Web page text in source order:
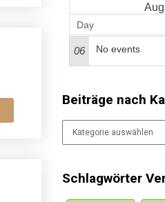
Day
06 No events
Beiträge nach
Schlagwörter